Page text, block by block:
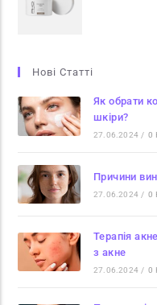
Нові Статті
Як обрати
шкіри?
27.06.2024 / 0
Причини
27.06.2024 / 0
Терапія
з акне
27.06.2024 / 0